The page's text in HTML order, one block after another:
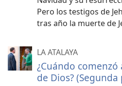
Pero los testigos de
tras año la muerte de
LA ATALAYA
¿Cuándo
de Dios?